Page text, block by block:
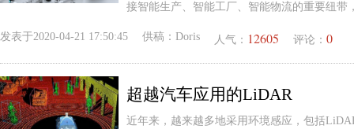
接智能生产、智能工厂、智能物流的重要纽带
发表于2020-04-21 17:50:45 供稿： Doris 人气： 12605 评论： 0
超越汽车应用的LiDAR
近年来，越来越多地采用环境感应，包括